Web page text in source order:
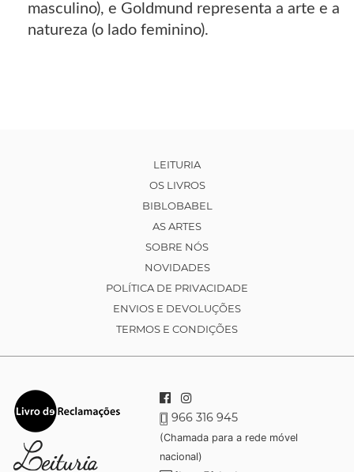
masculino), e Goldmund representa a arte e a
natureza (o lado feminino).
LEITURIA
OS LIVROS
BIBLOBABEL
AS ARTES
SOBRE NÓS
NOVIDADES
POLÍTICA DE PRIVACIDADE
ENVIOS E DEVOLUÇÕES
TERMOS E CONDIÇÕES
966 316 945
(Chamada para a rede móvel
nacional)